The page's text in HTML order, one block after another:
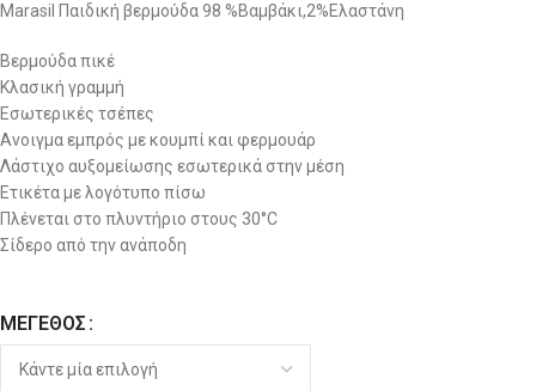
Marasil Παιδική βερμούδα 98 %Βαμβάκι,2%Ελαστάνη
Βερμούδα πικέ
Κλασική γραμμή
Εσωτερικές τσέπες
Ανοιγμα εμπρός με κουμπί και φερμουάρ
Λάστιχο αυξομείωσης εσωτερικά στην μέση
Ετικέτα με λογότυπο πίσω
Πλένεται στο πλυντήριο στους 30°C
Σίδερο από την ανάποδη
ΜΈΓΕΘΟΣ
Alternative: